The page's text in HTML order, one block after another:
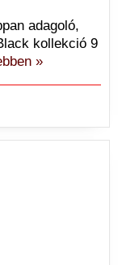
adagoló,
kollekció 9
»